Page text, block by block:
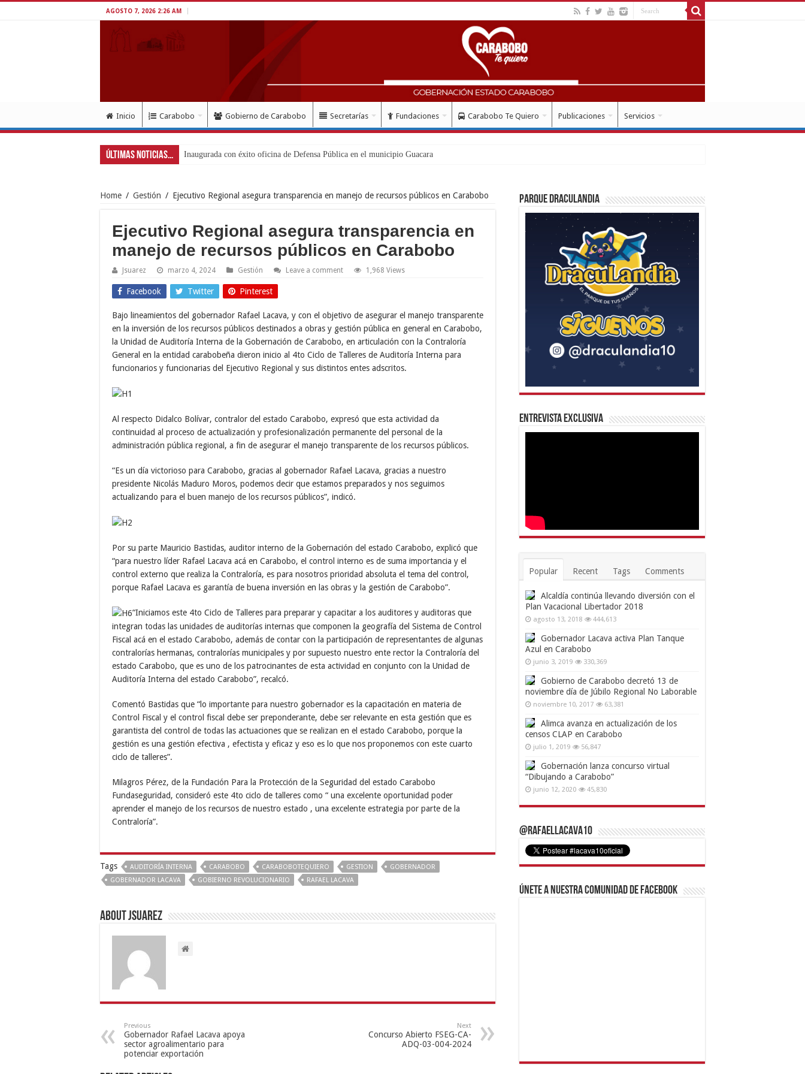
AGOSTO 7, 2026 2:26 AM
Inicio Carabobo Gobierno de Carabobo Secretarías Fundaciones Carabobo Te Quiero Publicaciones Servicios
Últimas Noticias... Movimi
Home / Gestión / Ejecutivo Regional asegura transparencia en manejo de recursos públicos en Carabobo
Ejecutivo Regional asegura transparencia en
manejo de recursos públicos en Carabobo
Jsuarez marzo 4, 2024 Gestión Leave a comment 1,968 Views
Facebook Twitter Pinterest
Bajo lineamientos del gobernador Rafael Lacava, y con el objetivo de asegurar el manejo transparente
en la inversión de los recursos públicos destinados a obras y gestión pública en general en Carabobo,
la Unidad de Auditoría Interna de la Gobernación de Carabobo, en articulación con la Contraloría
General en la entidad carabobeña dieron inicio al 4to Ciclo de Talleres de Auditoría Interna para
funcionarios y funcionarias del Ejecutivo Regional y sus distintos entes adscritos.
Al respecto Didalco Bolívar, contralor del estado Carabobo, expresó que esta actividad da
continuidad al proceso de actualización y profesionalización permanente del personal de la
administración pública regional, a fin de asegurar el manejo transparente de los recursos públicos.
“Es un día victorioso para Carabobo, gracias al gobernador Rafael Lacava, gracias a nuestro
presidente Nicolás Maduro Moros, podemos decir que estamos preparados y nos seguimos
actualizando para el buen manejo de los recursos públicos”, indicó.
Por su parte Mauricio Bastidas, auditor interno de la Gobernación del estado Carabobo, explicó que
“para nuestro líder Rafael Lacava acá en Carabobo, el control interno es de suma importancia y el
control externo que realiza la Contraloría, es para nosotros prioridad absoluta el tema del control,
porque Rafael Lacava es garantía de buena inversión en las obras y la gestión de Carabobo”.
“Iniciamos este 4to Ciclo de Talleres para preparar y capacitar a los auditores y auditoras que
integran todas las unidades de auditorías internas que componen la geografía del Sistema de Control
Fiscal acá en el estado Carabobo, además de contar con la participación de representantes de algunas
contralorías hermanas, contralorías municipales y por supuesto nuestro ente rector la Contraloría del
estado Carabobo, que es uno de los patrocinantes de esta actividad en conjunto con la Unidad de
Auditoría Interna del estado Carabobo”, recalcó.
Comentó Bastidas que “lo importante para nuestro gobernador es la capacitación en materia de
Control Fiscal y el control fiscal debe ser preponderante, debe ser relevante en esta gestión que es
garantista del control de todas las actuaciones que se realizan en el estado Carabobo, porque la
gestión es una gestión efectiva , efectista y eficaz y eso es lo que nos proponemos con este cuarto
ciclo de talleres”.
Milagros Pérez, de la Fundación Para la Protección de la Seguridad del estado Carabobo
Fundaseguridad, consideró este 4to ciclo de talleres como “ una excelente oportunidad poder
aprender el manejo de los recursos de nuestro estado , una excelente estrategia por parte de la
Contraloría”.
Tags AUDITORÍA INTERNA CARABOBO CARABOBOTEQUIERO GESTION
GOBERNADOR
GOBERNADOR LACAVA
GOBIERNO REVOLUCIONARIO RAFAEL LACAVA
About Jsuarez
Previous
Gobernador Rafael Lacava apoya
sector agroalimentario para
potenciar exportación
Next
Concurso Abierto FSEG-CA-
ADQ-03-004-2024
Parque Draculandia
Entrevista Exclusiva
Popular Recent Tags Comments
Alcaldía continúa llevando diversión con el
Plan Vacacional Libertador 2018
agosto 13, 2018 444,613
Gobernador Lacava activa Plan Tanque
Azul en Carabobo
junio 3, 2019 330,369
Gobierno de Carabobo decretó 13 de
noviembre día de Júbilo Regional No Laborable
noviembre 10, 2017 63,381
Alimca avanza en actualización de los
censos CLAP en Carabobo
julio 1, 2019 56,847
Gobernación lanza concurso virtual
“Dibujando a Carabobo”
junio 12, 2020 45,830
@RafaelLacava10
Únete a nuestra comunidad de Facebook